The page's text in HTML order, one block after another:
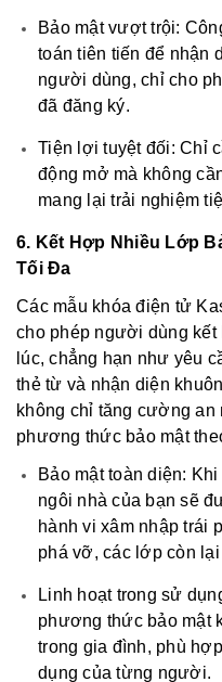
Bảo mật vượt trội:
toán tiên tiến để nhận
người dùng, chỉ cho
đã đăng ký.
Tiện lợi tuyệt đối: Chỉ
động mở mà không
mang lại trải nghiệm
6. Kết Hợp Nhiều Lớp
Tối Đa
Các mẫu khóa điện tử
cho phép người dùng
lúc, chẳng hạn như yêu
thẻ từ và nhận diện
không chỉ tăng cường an
phương thức bảo mật
Bảo mật toàn diện:
ngôi nhà của bạn sẽ
hành vi xâm nhập trái
phá vỡ, các lớp còn
Linh hoạt trong sử
phương thức bảo mật
trong gia đình, phù
dụng của từng người.